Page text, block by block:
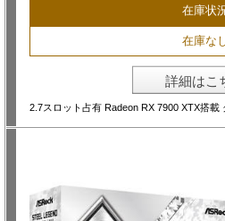
在庫状
在庫な
詳細はこ
2.7スロット占有 Radeon RX 7900 XTX搭載